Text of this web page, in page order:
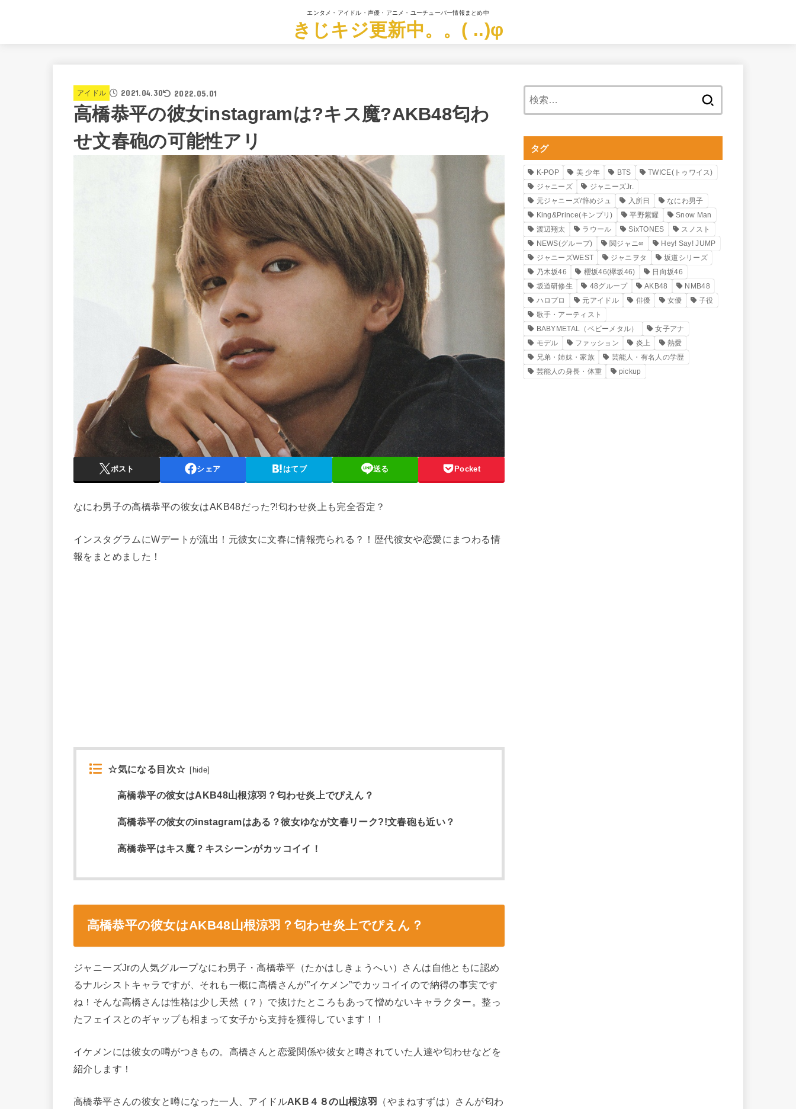
エンタメ・アイドル・声優・アニメ・ユーチューバー情報まとめ中
きじキジ更新中。。( ..)φ
アイドル 2021.04.30 2022.05.01
高橋恭平の彼女instagramは?キス魔?AKB48匂わ
せ文春砲の可能性アリ
ポスト シェア はてブ 送る Pocket
なにわ男子の高橋恭平の彼女はAKB48だった?!匂わせ炎上も完全否定？
インスタグラムにWデートが流出！元彼女に文春に情報売られる？！歴代彼女や恋愛にまつわる情
報をまとめました！
☆気になる目次☆ [ hide]
高橋恭平の彼女はAKB48山根涼羽？匂わせ炎上でぴえん？
高橋恭平の彼女のinstagramはある？彼女ゆなが文春リーク?!文春砲も近い？
高橋恭平はキス魔？キスシーンがカッコイイ！
高橋恭平の彼女はAKB48山根涼羽 ？匂わせ炎上でぴえん？
ジャニーズJrの人気グループなにわ男子・高橋恭平（たかはしきょうへい）さんは自他ともに認め
るナルシストキャラですが、それも一概に高橋さんが”イケメン”でカッコイイので納得の事実です
ね！そんな高橋さんは性格は少し天然（？）で抜けたところもあって憎めないキャラクター。整っ
たフェイスとのギャップも相まって女子から支持を獲得しています！！
イケメンには彼女の噂がつきもの。高橋さんと恋愛関係や彼女と噂されていた人達や匂わせなどを
紹介します！
高橋恭平さんの彼女と噂になった一人、アイドルAKB４８の山根涼羽
（やまねすずは）さんが匂わ
タグ
K-POP 美 少年 BTS
TWICE(トゥワイス)
ジャニーズ
ジャニーズJr.
元ジャニーズ/辞めジュ
入所日
なにわ男子
King&Prince(キンプリ)
平野紫耀
Snow Man
渡辺翔太
ラウール SixTONES
スノスト
NEWS(グループ)
関ジャニ∞
Hey! Say! JUMP
ジャニーズWEST
ジャニヲタ
坂道シリーズ
乃木坂46
櫻坂46(欅坂46)
日向坂46
坂道研修生
48グループ AKB48
NMB48
ハロプロ
元アイドル 俳優 女優
子役
歌手・アーティスト
BABYMETAL（ベビーメタル）
女子アナ
モデル
ファッション 炎上
熱愛
兄弟・姉妹・家族
芸能人・有名人の学歴
芸能人の身長・体重
pickup